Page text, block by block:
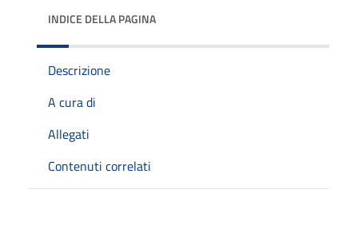
INDICE DELLA PAGINA
Descrizione
A cura di
Allegati
Contenuti correlati